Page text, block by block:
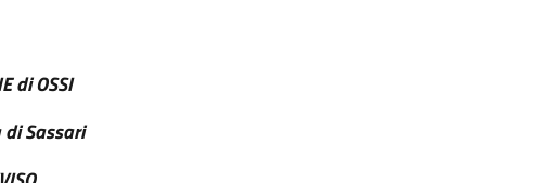
di OSSI
di Sassari